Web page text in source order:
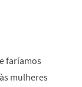
faríamos
mulheres